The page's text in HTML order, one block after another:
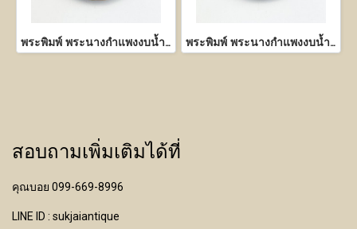
พระพิมพ์ พระนางกำแพงงบน้ำอ้อย เนื้อดิน พระพิมพ์ พระนางกำแพงงบน้ำอ้อย เนื้อดิน
สอบถามเพิ่มเติมได้ที่
คุณบอย 099-669-8996
LINE ID : sukjaiantique